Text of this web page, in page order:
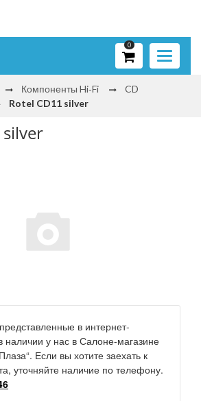
Toggle
0
Компоненты Hi‑Fi
CD
Rotel CD11 silver
silver
в интернет-
наличии у нас в Салоне-магазине
Если вы хотите заехать к
уточняйте наличие по телефону.